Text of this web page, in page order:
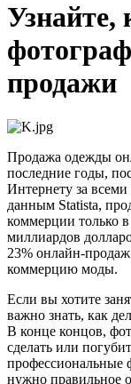
Узнайте,
продажи
Продажа одежды
последние годы,
Интернету за
данным Statista,
коммерции только
миллиардов
23% онлайн-
коммерцию моды.
Если вы хотите
важно знать, как
В конце концов,
сделать или
профессиональные
нужно правильное